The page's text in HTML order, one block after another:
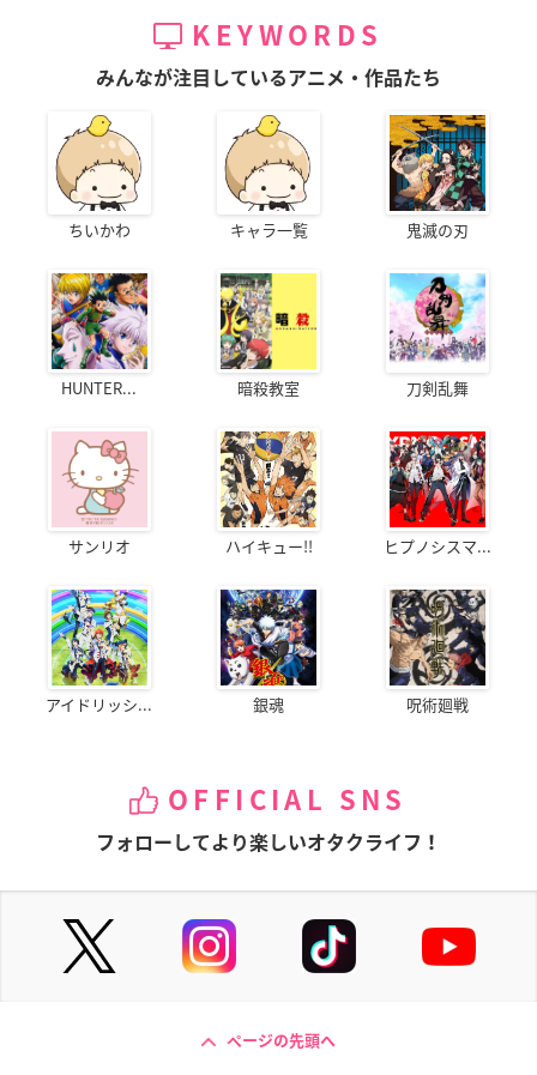
KEYWORDS
みんなが注目しているアニメ・作品たち
ちいかわ キャラ一覧 鬼滅の刃
HUNTER... 暗殺教室 刀剣乱舞
サンリオ ハイキュー!! ヒプノシスマ...
アイドリッシ... 銀魂 呪術廻戦
OFFICIAL SNS
フォローしてより楽しいオタクライフ！
ページの先頭へ